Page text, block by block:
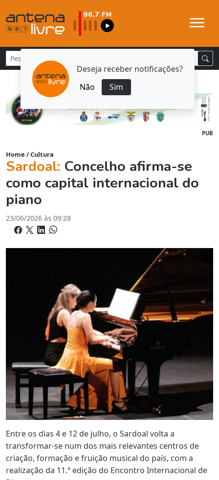
Deseja receber notificações?
Não
Sim
PUB
Home /Cultura
Sardoal: Concelho afirma-se
como capital internacional do
piano
23/06/2026 às 09:28
Entre os dias 4 e 12 de julho, o Sardoal volta a
transformar-se num dos mais relevantes centros de
criação, formação e fruição musical do país, com a
realização da 11.ª edição do Encontro Internacional de